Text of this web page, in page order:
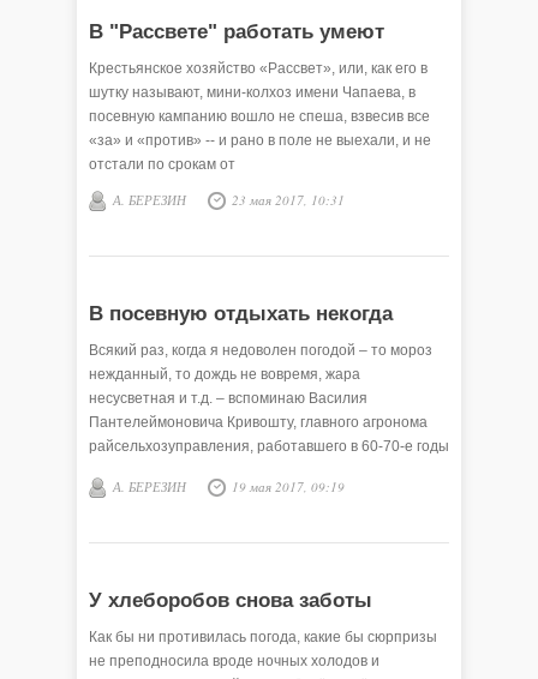
В "Рассвете" работать умеют
Крестьянское хозяйство «Рассвет», или, как его в
шутку называют, мини-колхоз имени Чапаева, в
посевную кампанию вошло не спеша, взвесив все
«за» и «против» -- и рано в поле не выехали, и не
отстали по срокам от
А. БЕРЕЗИН 23 мая 2017, 10:31
В посевную отдыхать некогда
Всякий раз, когда я недоволен погодой – то мороз
нежданный, то дождь не вовремя, жара
несусветная и т.д. – вспоминаю Василия
Пантелеймоновича Кривошту, главного агронома
райсельхозуправления, работавшего в 60-70-е годы
душевного человека.
А. БЕРЕЗИН 19 мая 2017, 09:19
У хлеборобов снова заботы
Как бы ни противилась погода, какие бы сюрпризы
не преподносила вроде ночных холодов и